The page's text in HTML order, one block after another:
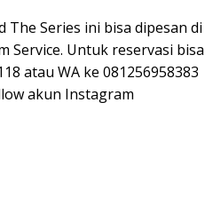
The Series ini bisa dipesan di
Service. Untuk reservasi bisa
atau WA ke 081256958383
akun Instagram